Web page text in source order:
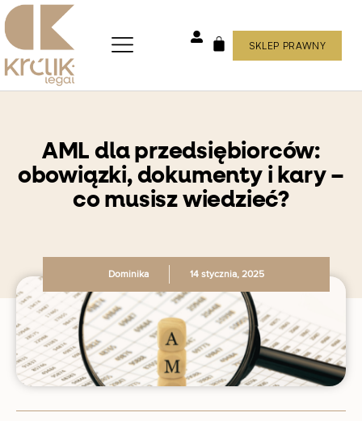
Skip
to
content
WÓZEK
SKLEP PRAWNY
AML dla przedsiębiorców:
obowiązki, dokumenty i kary –
co musisz wiedzieć?
Dominika 14 stycznia, 2025